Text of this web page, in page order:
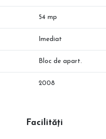
54 mp
Imediat
Bloc de apart.
2008
Facilități